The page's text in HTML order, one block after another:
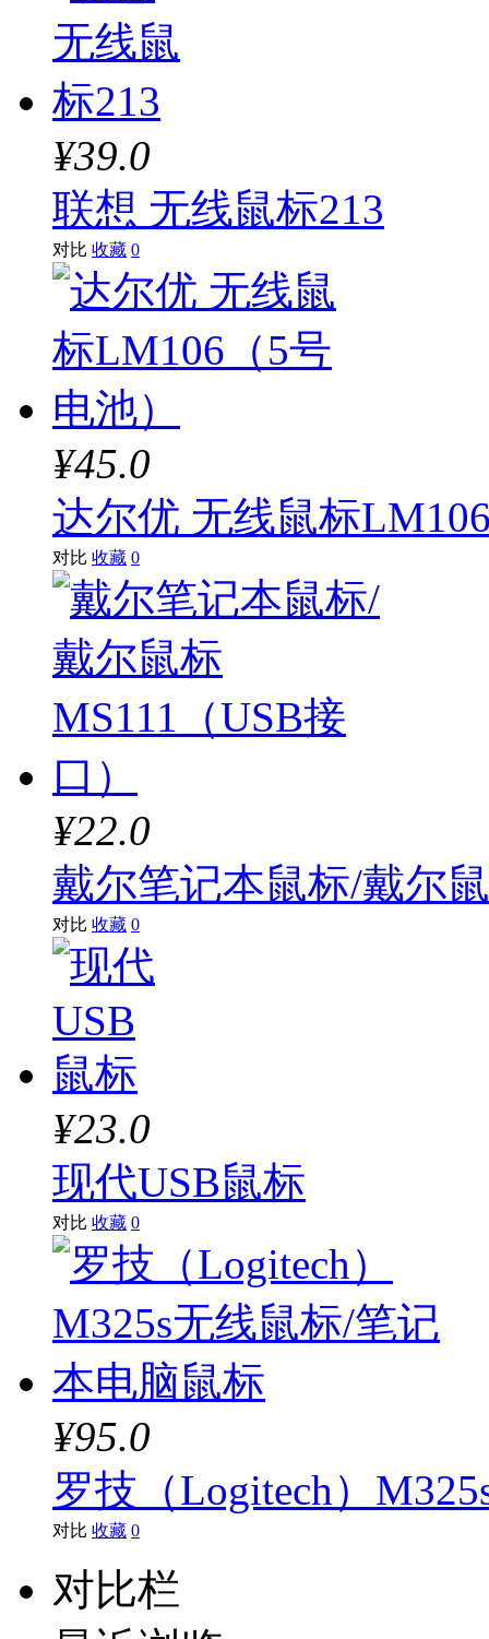
¥39.0
联想 无线鼠标213
对比 收藏 0
¥45.0
达尔优 无线鼠标
对比 收藏 0
¥22.0
戴尔笔记本鼠标/戴尔
对比 收藏 0
¥23.0
现代USB鼠标
对比 收藏 0
¥95.0
罗技（Logitech）
对比 收藏 0
对比栏